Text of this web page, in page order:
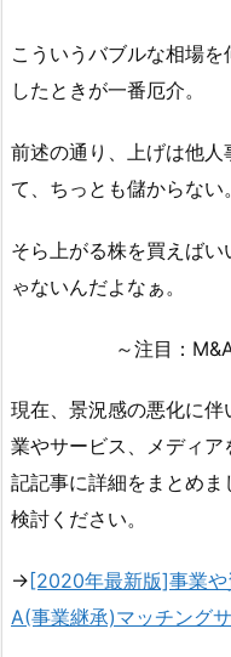
こういうバブルな相場
したときが一番厄介。
前述の通り、上げは他
て、ちっとも儲からない。
そら上がる株を買えば
ゃないんだよなぁ。
～注目：
現在、景況感の悪化に
業やサービス、メディ
記記事に詳細をまとめ
検討ください。
→ [2020年最新版]事業
A(事業継承)マッチング